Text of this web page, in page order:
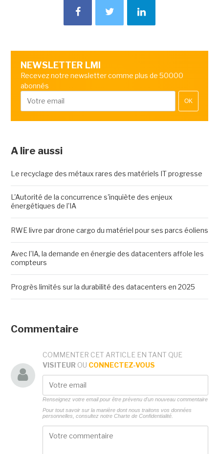
NEWSLETTER LMI
Recevez notre newsletter comme plus de 50000
abonnés
OK
A lire aussi
Le recyclage des métaux rares des matériels IT progresse
L'Autorité de la concurrence s'inquiète des enjeux
énergétiques de l'IA
RWE livre par drone cargo du matériel pour ses parcs éoliens
Avec l'IA, la demande en énergie des datacenters affole les
compteurs
Progrès limités sur la durabilité des datacenters en 2025
Commentaire
COMMENTER CET ARTICLE EN TANT QUE
VISITEUR OU CONNECTEZ-VOUS
Renseignez votre email pour être prévenu d'un nouveau commentaire
Pour tout savoir sur la manière dont nous traitons vos données
personnelles, consultez notre Charte de Confidentialité.